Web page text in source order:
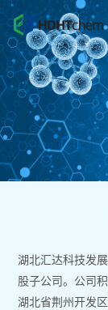
湖北汇达科技发
股子公司。公司
湖北省荆州开发